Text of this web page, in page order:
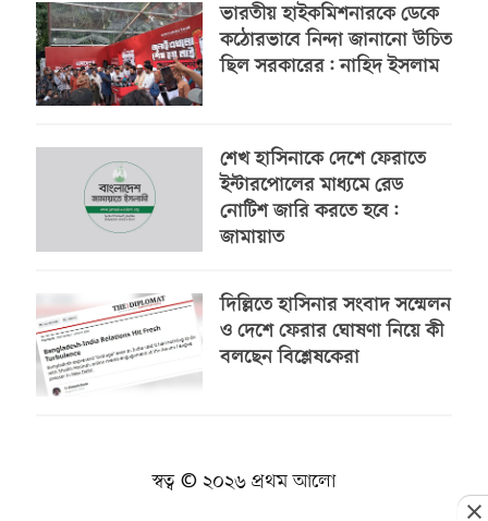
ভারতীয় হাইকমিশনারকে ডেকে
কঠোরভাবে নিন্দা জানানো উচিত
ছিল সরকারের: নাহিদ ইসলাম
শেখ হাসিনাকে দেশে ফেরাতে
ইন্টারপোলের মাধ্যমে রেড
নোটিশ জারি করতে হবে:
জামায়াত
দিল্লিতে হাসিনার সংবাদ সম্মেলন
ও দেশে ফেরার ঘোষণা নিয়ে কী
বলছেন বিশ্লেষকেরা
স্বত্ব © ২০২৬ প্রথম আলো